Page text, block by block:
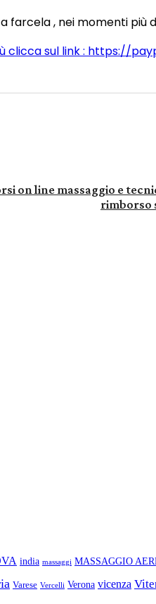
, nei momenti più
clicca sul link : https://
on line massaggio e
rimborso
india massaggi MASSAGGIO
Varese Vercelli Verona vicenza